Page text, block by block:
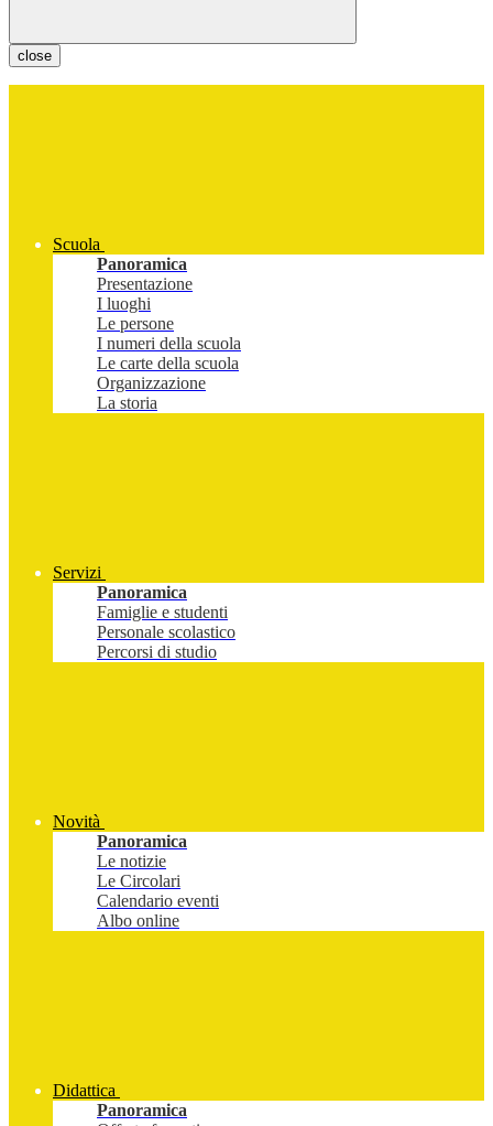
close
Scuola
Panoramica
Presentazione
I luoghi
Le persone
I numeri della scuola
Le carte della scuola
Organizzazione
La storia
Servizi
Panoramica
Famiglie e studenti
Personale scolastico
Percorsi di studio
Novità
Panoramica
Le notizie
Le Circolari
Calendario eventi
Albo online
Didattica
Panoramica